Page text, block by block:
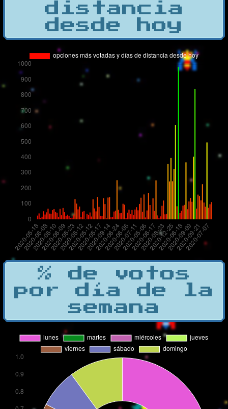
distancia
desde hoy
% de votos
por día de la
semana